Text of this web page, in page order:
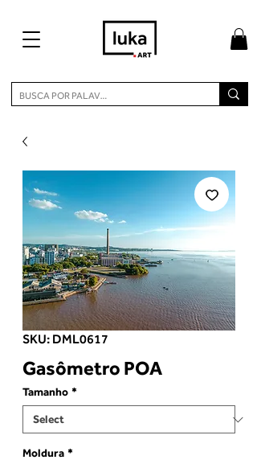
SKU: DML0617
Gasômetro POA
Tamanho *
Moldura *